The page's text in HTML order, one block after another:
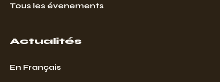
Tous les évenements
Actualités
En Français